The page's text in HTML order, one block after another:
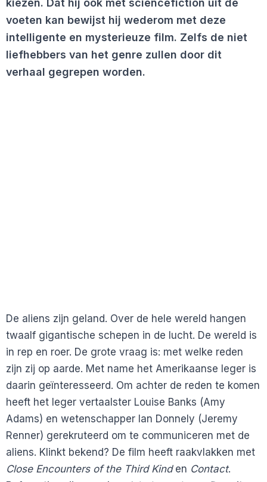
kiezen. Dat hij ook met sciencefiction uit de
voeten kan bewijst hij wederom met deze
intelligente en mysterieuze film. Zelfs de niet
liefhebbers van het genre zullen door dit
verhaal gegrepen worden.
De aliens zijn geland. Over de hele wereld hangen
twaalf gigantische schepen in de lucht. De wereld is
in rep en roer. De grote vraag is: met welke reden
zijn zij op aarde. Met name het Amerikaanse leger is
daarin geïnteresseerd. Om achter de reden te komen
heeft het leger vertaalster Louise Banks (Amy
Adams) en wetenschapper Ian Donnely (Jeremy
Renner) gerekruteerd om te communiceren met de
aliens. Klinkt bekend? De film heeft raakvlakken met
Close Encounters of the Third Kinden Contact.